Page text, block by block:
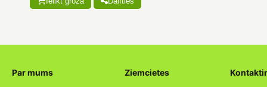
Par mums Ziemcietes